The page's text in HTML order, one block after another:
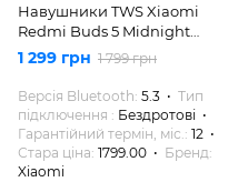
Навушники TWS Xiaomi
Redmi Buds 5 Midnight
Black (BHR7627GL)
1 299 грн 1 799 грн
Версія Bluetooth 5.3
Тип
підключення
Бездротові
Гарантійний термін, міс.
12
Стара ціна 1799.00
Бренд
Xiaomi